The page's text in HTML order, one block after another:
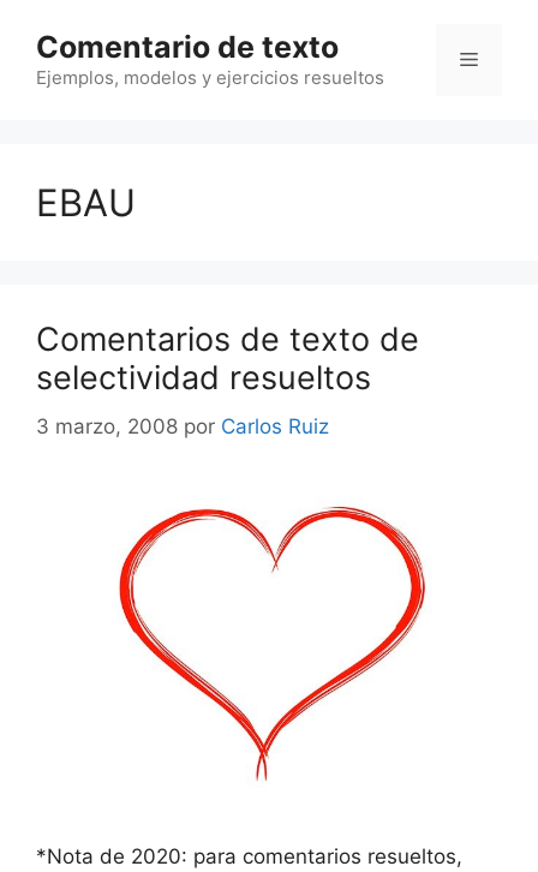
contenido
Comentario de texto
Ejemplos, modelos y ejercicios resueltos
Menú
EBAU
Comentarios de texto de
selectividad resueltos
3 marzo, 2008 por Carlos Ruiz
*Nota de 2020: para comentarios resueltos,